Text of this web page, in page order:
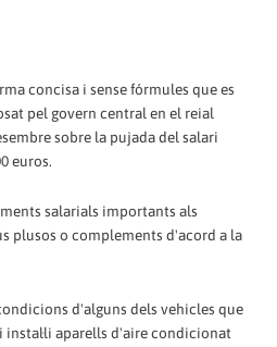
concisa i sense fórmules que es
pel govern central en el reial
sobre la pujada del salari
euros.
salarials importants als
plusos o complements d'acord a la
d'alguns dels vehicles que
aparells d'aire condicionat